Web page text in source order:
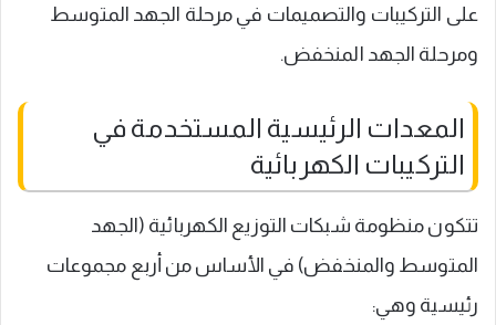
على التركيبات والتصميمات في مرحلة الجهد المتوسط
ومرحلة الجهد المنخفض.
المعدات الرئيسية المستخدمة في
التركيبات الكهربائية
تتكون منظومة شبكات التوزيع الكهربائية (الجهد
المتوسط والمنخفض) في الأساس من أربع مجموعات
رئيسية وهي: